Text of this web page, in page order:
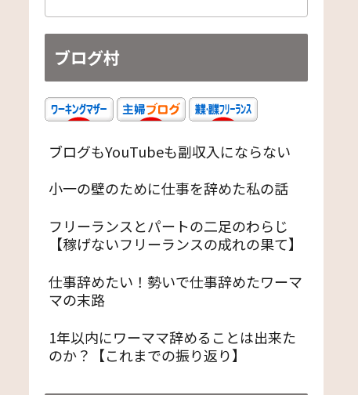
ブログ村
ブログもYouTubeも副収入にならない
小一の壁のために仕事を辞めた私の話
フリーランスとパートの二足のわらじ
【稼げないフリーランスの成れの果て】
仕事辞めたい！勢いで仕事辞めたワーマ
マの末路
1年以内にワーママ辞めることは出来た
のか？【これまでの振り返り】